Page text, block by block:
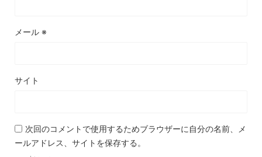
メール ※
サイト
次回のコメントで使用するためブラウザーに自分の名前、メ
ールアドレス、サイトを保存する。